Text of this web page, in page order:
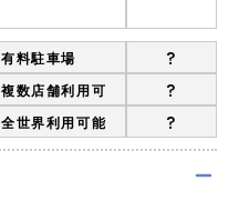
有料駐車場 ?
複数店舗利用可 ?
全世界利用可能 ?